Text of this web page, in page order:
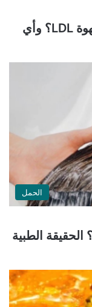
القهوة والكوليسترول: هل ترفع القهوة LDL؟ وأي
الحمل
الطبية